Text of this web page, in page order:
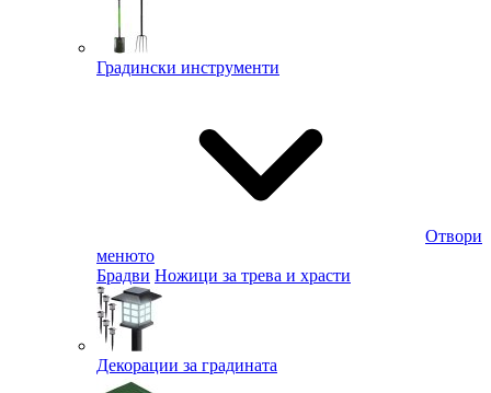
Градински инструменти
Отвори
менюто
Брадви Ножици за трева и храсти
Декорации за градината